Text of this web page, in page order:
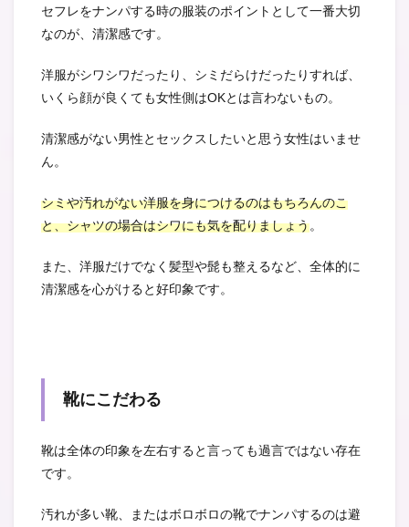
セフレをナンパする時の服装のポイントとして一番大切
なのが、清潔感です。
洋服がシワシワだったり、シミだらけだったりすれば、
いくら顔が良くても女性側はOKとは言わないもの。
清潔感がない男性とセックスしたいと思う女性はいませ
ん。
シミや汚れがない洋服を身につけるのはもちろんのこ
と、シャツの場合はシワにも気を配りましょう。
また、洋服だけでなく髪型や髭も整えるなど、全体的に
清潔感を心がけると好印象です。
靴にこだわる
靴は全体の印象を左右すると言っても過言ではない存在
です。
汚れが多い靴、またはボロボロの靴でナンパするのは避